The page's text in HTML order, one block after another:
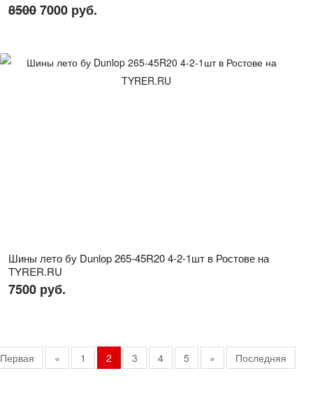
85007000 руб.
Шины лето бу Dunlop 265-45R20 4-2-1шт в Ростове на
TYRER.RU
7500 руб.
Первая « 1 2 3 4 5 » Последняя